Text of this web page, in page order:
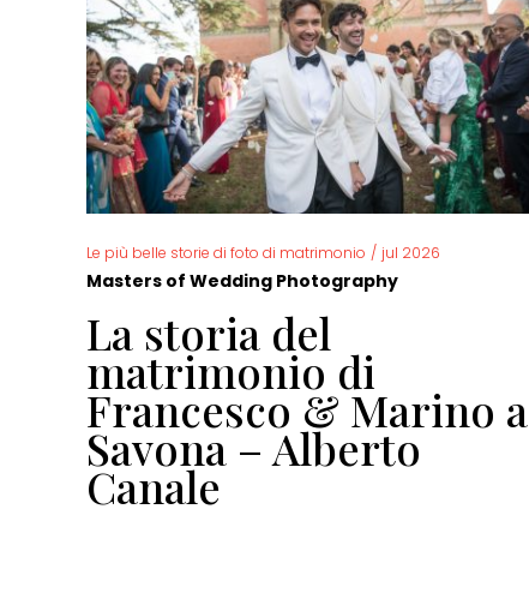
Le più belle storie di foto di matrimonio / jul 2026
Masters of Wedding Photography
La storia del
matrimonio di
Francesco & Marino a
Savona – Alberto
Canale